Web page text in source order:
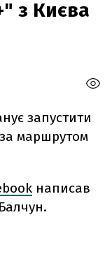
з Києва
запустити
за маршрутом
написав